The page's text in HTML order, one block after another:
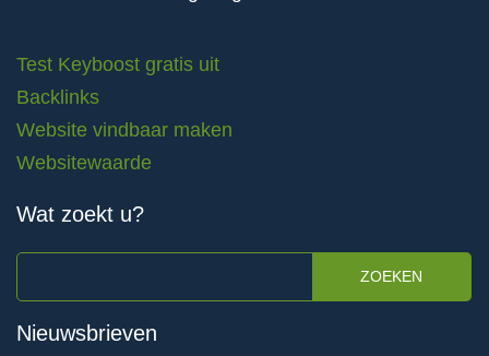
Test Keyboost gratis uit
Backlinks
Website vindbaar maken
Websitewaarde
Wat zoekt u?
ZOEKEN
Nieuwsbrieven